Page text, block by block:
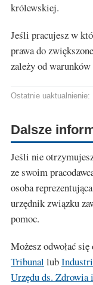
królewskiej.
Jeśli pracujesz w
prawa do
zależy od
Ostatnie uaktualnienie:
Dalsze
Jeśli nie
ze swoim
osoba
urzędnik związku
pomoc.
Możesz odwołać
Tribunal lub
Urzędu ds. Zdrowia